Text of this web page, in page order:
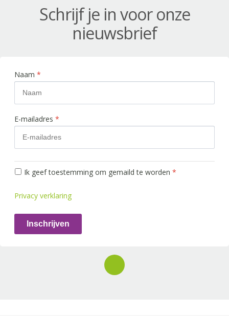
Schrijf je in voor onze
nieuwsbrief
Naam *
E-mailadres *
Ik geef toestemming om gemaild te worden *
Privacy verklaring
Inschrijven